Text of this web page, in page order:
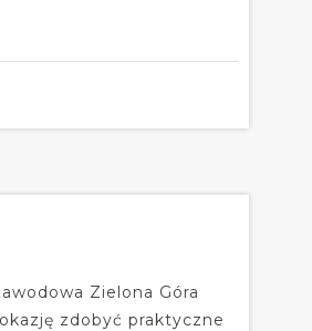
Zielona Góra
zdobyć praktyczne